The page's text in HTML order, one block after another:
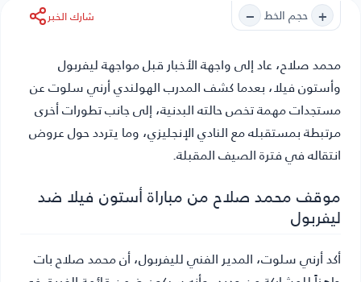
+ حجم الخط − شارك الخبر
محمد صلاح، عاد إلى واجهة الأخبار قبل مواجهة ليفربول
وأستون فيلا، بعدما كشف المدرب الهولندي أرني سلوت عن
مستجدات مهمة تخص حالته البدنية، إلى جانب تطورات أخرى
مرتبطة بمستقبله مع النادي الإنجليزي، وما يتردد حول عروض
انتقاله في فترة الصيف المقبلة.
موقف محمد صلاح من مباراة أستون فيلا ضد
ليفربول
أكد أرني سلوت، المدير الفني لليفربول، أن محمد صلاح بات